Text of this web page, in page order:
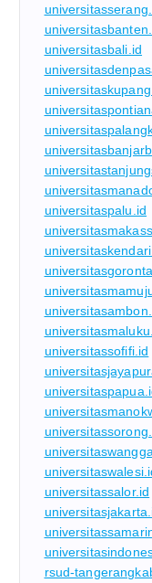
universitasbali.id
universitaspalu.id
universitassofifi.id
universitassalor.id
rsud-